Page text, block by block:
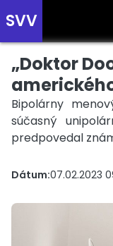
SVV
Prehľad
Zobrazte si správy
prehľad o dianí vo
Slovensko
„Doktor
Bipolárny
súčasný
predpovedal
Dátum:07.02.2023